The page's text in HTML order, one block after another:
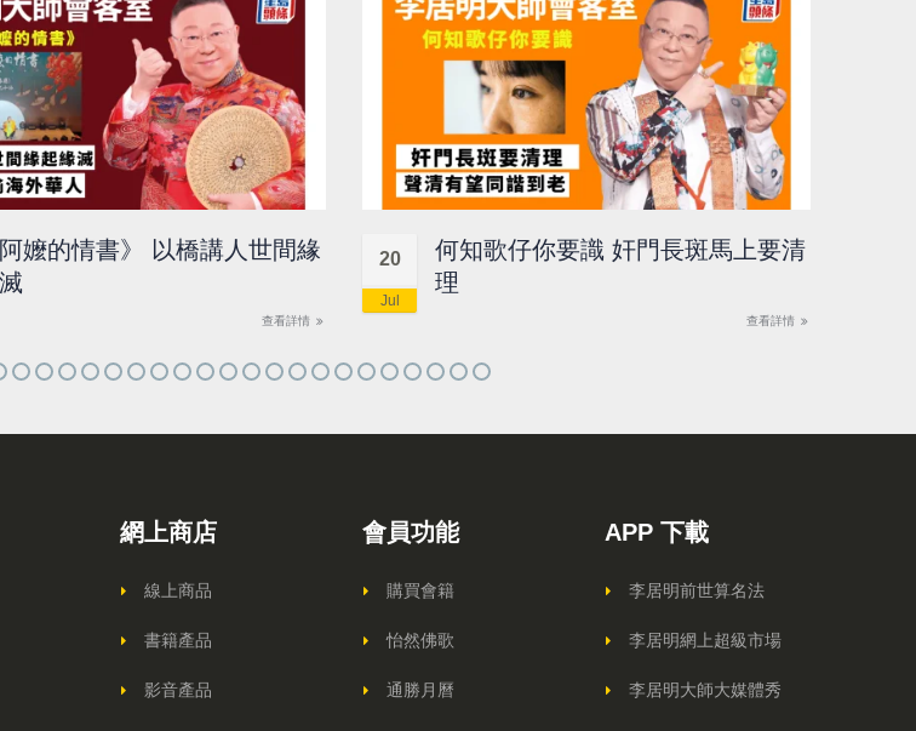
阿嬤的情書》 以橋講人世間緣
查看詳情
20
Jul
何知歌仔你要識 奸門長斑馬上要清
理
查看詳情
網上商店
線上商品
書籍產品
影音產品
會員功能
購買會籍
怡然佛歌
通勝月曆
APP 下載
李居明前世算名法
李居明網上超級市場
李居明大師大媒體秀